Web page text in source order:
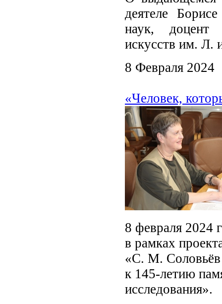
деятеле
наук, доцент
искусств им. Л.
8 Февраля 2024
«Человек,
8 февраля 2024
в рамках
«С. М. Соловьёв
к 145-летию
исследования».